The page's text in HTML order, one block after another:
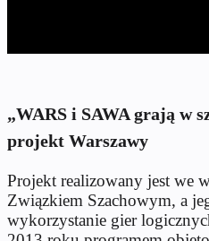
„WARS i SAWA grają w
projekt Warszawy
Projekt realizowany jest we
Związkiem Szachowym, a
wykorzystanie gier